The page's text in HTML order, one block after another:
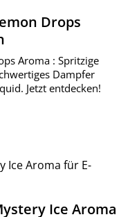
Drops
Aroma : Spritzige
Dampfer
Jetzt entdecken!
Ice Aroma